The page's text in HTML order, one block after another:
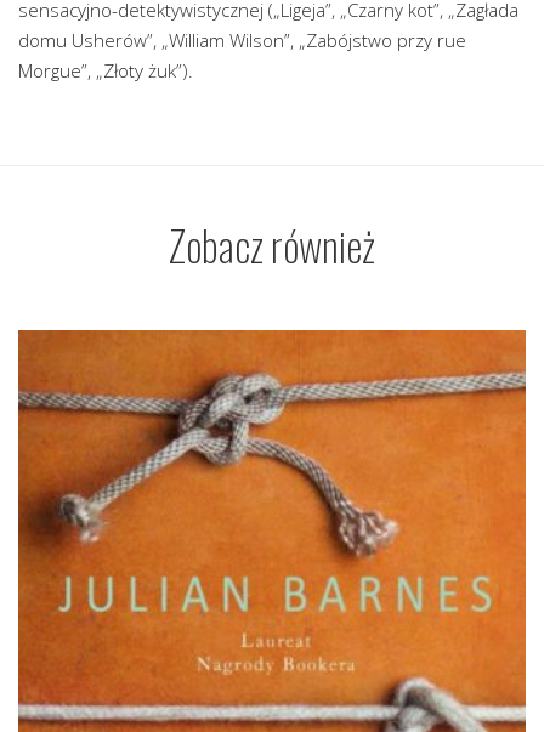
sensacyjno-detektywistycznej („Ligeja”, „Czarny kot”, „Zagłada
domu Usherów”, „William Wilson”, „Zabójstwo przy rue
Morgue”, „Złoty żuk”).
Zobacz również